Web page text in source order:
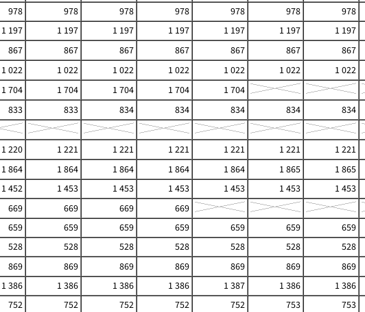
978 978 978 978 978 978
978
1 197 1 197 1 197 1 197 1 197 1 197
1 197
867 867 867 867 867 867
867
1 022 1 022 1 022 1 022 1 022 1 022
1 022
1 704 1 704 1 704 1 704
1 704
833 833 834 834 834 834
834
1 220 1 221 1 221 1 221 1 221 1 221
1 221
1 864 1 864 1 864 1 864 1 864 1 865
1 865
1 452 1 453 1 453 1 453 1 453 1 453
1 453
669 669 669
669
659 659 659 659 659 659
659
528 528 528 528 528 528
528
869 869 869 869 869 869
869
1 386 1 386 1 386 1 386 1 387 1 386
1 386
752 752 752 752 752 753
753